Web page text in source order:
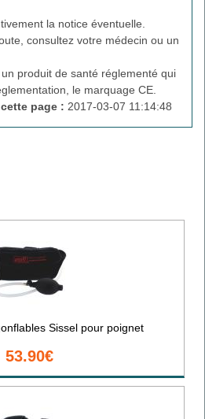
la notice éventuelle.
consultez votre médecin ou un
produit de santé réglementé qui
le marquage CE.
page : 2017-03-07 11:14:48
Sissel pour poignet
53.90€